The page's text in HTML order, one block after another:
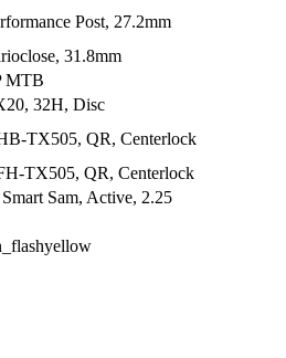
Post, 27.2mm
31.8mm
MTB
32H, Disc
TX505, QR, Centerlock
TX505, QR, Centerlock
Sam, Active, 2.25